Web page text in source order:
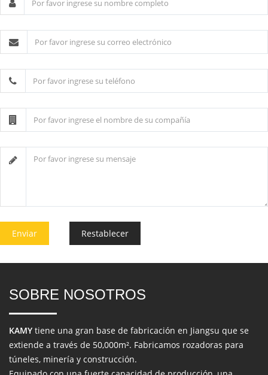
Enviar Restablecer
SOBRE NOSOTROS
KAMY tiene una gran base de fabricación en Jiangsu que se
extiende a través de 50,000m². Fabricamos rozadoras para
túneles, minería y construcción.